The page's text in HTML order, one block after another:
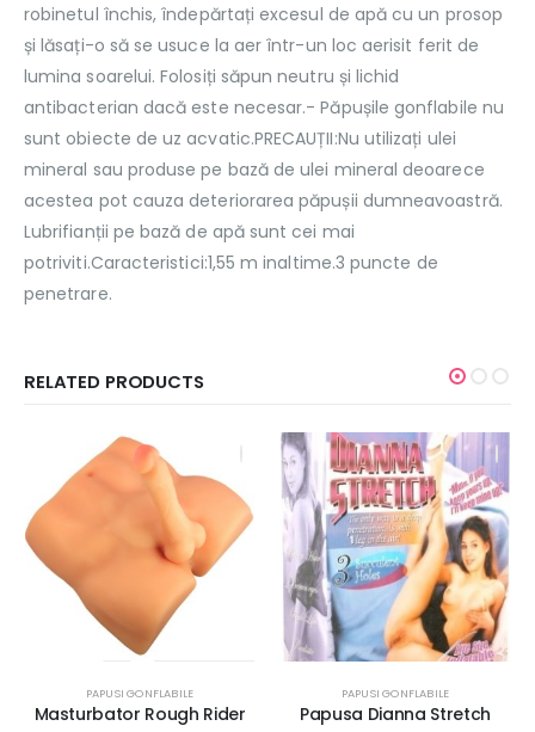
robinetul închis, îndepărtați excesul de apă cu un prosop
și lăsați-o să se usuce la aer într-un loc aerisit ferit de
lumina soarelui. Folosiți săpun neutru și lichid
antibacterian dacă este necesar.- Păpușile gonflabile nu
sunt obiecte de uz acvatic.PRECAUȚII:Nu utilizați ulei
mineral sau produse pe bază de ulei mineral deoarece
acestea pot cauza deteriorarea păpușii dumneavoastră.
Lubrifianții pe bază de apă sunt cei mai
potriviti.Caracteristici:1,55 m inaltime.3 puncte de
penetrare.
RELATED PRODUCTS
PAPUSI GONFLABILE
Papusa Dianna Stretch
PAPUSI GONFLABILE
Papusa Gonflabila Shy